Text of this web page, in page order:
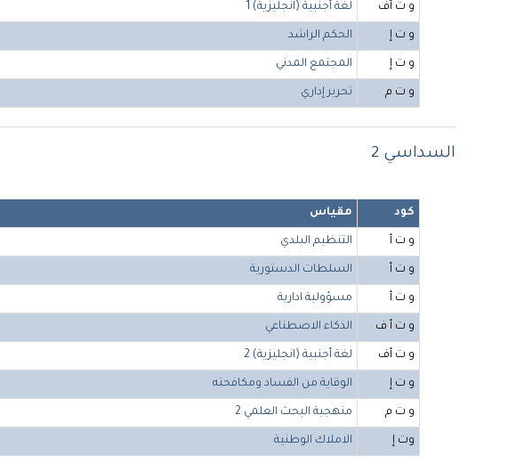
و ت أف لغة أجنبية (انجليزية) 1
و ت إ الحكم الراشد
و ت إ المجتمع المدني
و ت م تحرير إداري
السداسي 2
كود مقياس
و ت أ التنظيم البلدي
و ت أ السلطات الدستورية
و ت أ مسؤولية ادارية
و ت أ ف الذكاء الاصطناعي
و ت أف لغة أجنبية (انجليزية) 2
و ت إ الوقاية من الفساد ومكافحته
و ت م منهجية البحث العلمي 2
وت إ الاملاك الوطنية